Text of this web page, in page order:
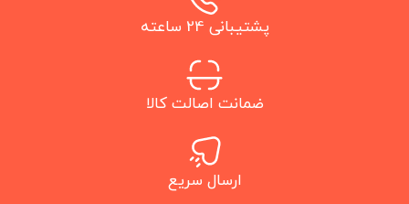
پشتیبانی 24 ساعته
ضمانت اصالت کالا
ارسال سریع